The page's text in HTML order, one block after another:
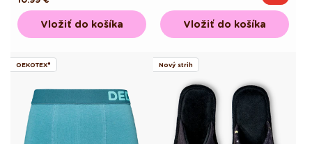
cena
Vložiť do košíka Vložiť do košíka
OEKOTEX® Nový strih